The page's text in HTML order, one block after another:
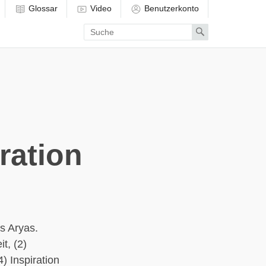
Glossar Video Benutzerkonto
Enter
search
term
Search
Aryas.
(2)
Inspiration